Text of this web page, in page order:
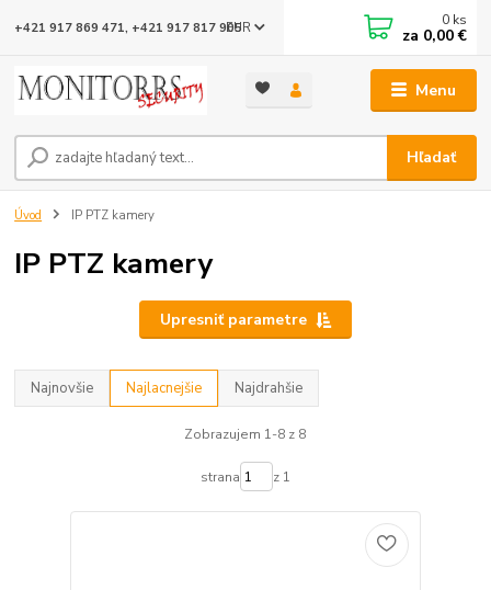
Menu
EUR
Hľadať
+421 917 869 471, +421 917 817 905 0 ks
za 0,00 €
Úvod IP PTZ kamery
IP PTZ kamery
Upresniť parametre
Najnovšie Najlacnejšie Najdrahšie
Zobrazujem 1-8 z 8
strana z 1